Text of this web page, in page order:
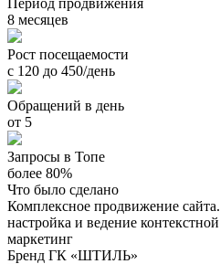
8 месяцев
Рост посещаемости
с 120 до 450/день
Обращений в день
от 5
Запросы в Топе
более 80%
Что было сделано
Комплексное продвижение
настройка и ведение
маркетинг
Бренд ГК «ШТИЛЬ»